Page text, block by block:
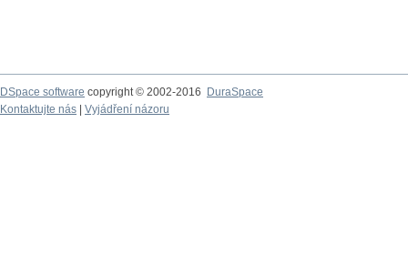
DSpace software copyright © 2002-2016
DuraSpace
Kontaktujte nás
Vyjádření názoru